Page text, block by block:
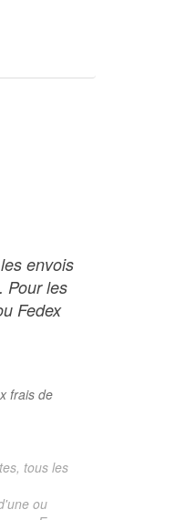
envois
Pour les
Fedex
frais de
tous les
ou